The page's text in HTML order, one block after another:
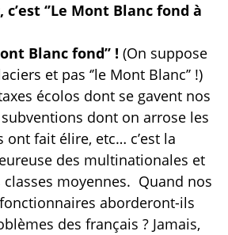
‘’Le Mont Blanc fond à
Blanc fond’’ ! (On suppose
et pas ‘’le Mont Blanc’’ !)
écolos dont se gavent nos
dont on arrose les
fait élire, etc… c’est la
des multinationales et
moyennes. Quand nos
aborderont-ils
des français ? Jamais,